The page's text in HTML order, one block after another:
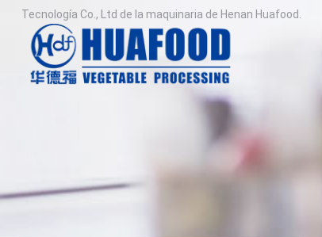
Tecnología Co., Ltd de la maquinaria de Henan Huafood.